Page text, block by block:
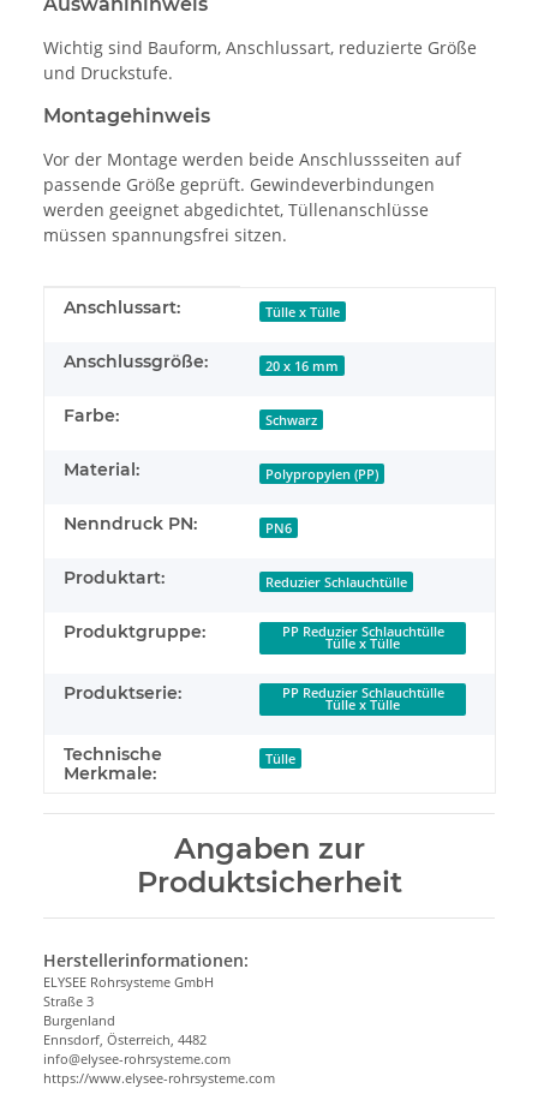
Wichtig sind Bauform, Anschlussart, reduzierte Größe
und Druckstufe.
Montagehinweis
Vor der Montage werden beide Anschlussseiten auf
passende Größe geprüft. Gewindeverbindungen
werden geeignet abgedichtet, Tüllenanschlüsse
müssen spannungsfrei sitzen.
Produkteigenschaft
Wert
Anschlussart: Tülle x Tülle
Anschlussgröße: 20 x 16 mm
Farbe: Schwarz
Material: Polypropylen (PP)
Nenndruck PN: PN6
Produktart: Reduzier Schlauchtülle
Produktgruppe: PP Reduzier Schlauchtülle
Tülle x Tülle
Produktserie: PP Reduzier Schlauchtülle
Tülle x Tülle
Technische
Merkmale:
Tülle
Angaben zur
Produktsicherheit
Herstellerinformationen:
ELYSEE Rohrsysteme GmbH
Straße 3
Burgenland
Ennsdorf, Österreich, 4482
info@elysee-rohrsysteme.com
https://www.elysee-rohrsysteme.com